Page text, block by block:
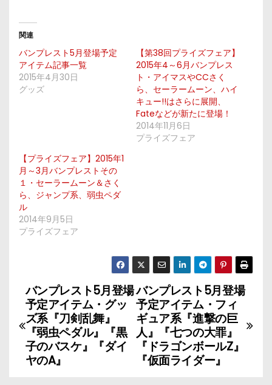
関連
バンプレスト5月登場予定
アイテム記事一覧
2015年4月30日
グッズ
【第38回プライズフェア】
2015年4～6月バンプレス
ト・アイマスやCCさく
ら、セーラームーン、ハイ
キュー!!はさらに展開、
Fateなどが新たに登場！
2014年11月6日
プライズフェア
【プライズフェア】2015年1
月～3月バンプレストその
１・セーラームーン＆さく
ら、ジャンプ系、弱虫ペダ
ル
2014年9月5日
プライズフェア
投
稿
ナ
ビ
バンプレスト5月登場
予定アイテム・フィ
ギュア系『進撃の巨
人』『七つの大罪』
『ドラゴンボールZ』
『仮面ライダー』
バンプレスト5月登場
予定アイテム・グッ
ズ系『刀剣乱舞』
『弱虫ペダル』『黒
子のバスケ』『ダイ
ヤのA』